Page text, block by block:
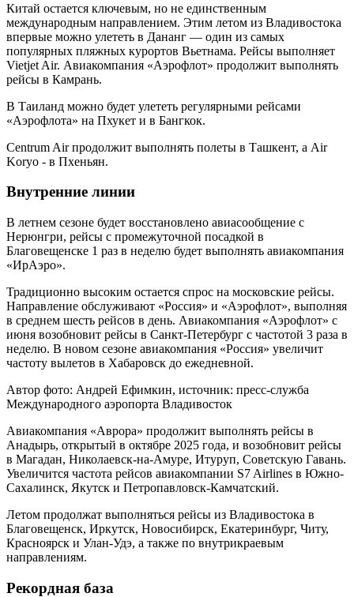
Китай остается ключевым, но не единственным
международным направлением. Этим летом из Владивостока
впервые можно улететь в Дананг — один из самых
популярных пляжных курортов Вьетнама. Рейсы выполняет
Vietjet Air. Авиакомпания «Аэрофлот» продолжит выполнять
рейсы в Камрань.
В Таиланд можно будет улететь регулярными рейсами
«Аэрофлота» на Пхукет и в Бангкок.
Centrum Air продолжит выполнять полеты в Ташкент, а Air
Koryo - в Пхеньян.
Внутренние линии
В летнем сезоне будет восстановлено авиасообщение с
Нерюнгри, рейсы с промежуточной посадкой в
Благовещенске 1 раз в неделю будет выполнять авиакомпания
«ИрАэро».
Традиционно высоким остается спрос на московские рейсы.
Направление обслуживают «Россия» и «Аэрофлот», выполняя
в среднем шесть рейсов в день. Авиакомпания «Аэрофлот» с
июня возобновит рейсы в Санкт-Петербург с частотой 3 раза в
неделю. В новом сезоне авиакомпания «Россия» увеличит
частоту вылетов в Хабаровск до ежедневной.
Автор фото: Андрей Ефимкин, источник: пресс-служба
Международного аэропорта Владивосток
Авиакомпания «Аврора» продолжит выполнять рейсы в
Анадырь, открытый в октябре 2025 года, и возобновит рейсы
в Магадан, Николаевск-на-Амуре, Итуруп, Советскую Гавань.
Увеличится частота рейсов авиакомпании S7 Airlines в Южно-
Сахалинск, Якутск и Петропавловск-Камчатский.
Летом продолжат выполняться рейсы из Владивостока в
Благовещенск, Иркутск, Новосибирск, Екатеринбург, Читу,
Красноярск и Улан-Удэ, а также по внутрикраевым
направлениям.
Рекордная база